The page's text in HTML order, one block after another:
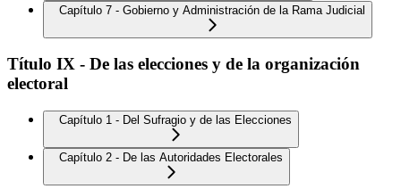
Capítulo 7 - Gobierno y Administración de la Rama Judicial
Título IX - De las elecciones y de la organización
electoral
Capítulo 1 - Del Sufragio y de las Elecciones
Capítulo 2 - De las Autoridades Electorales